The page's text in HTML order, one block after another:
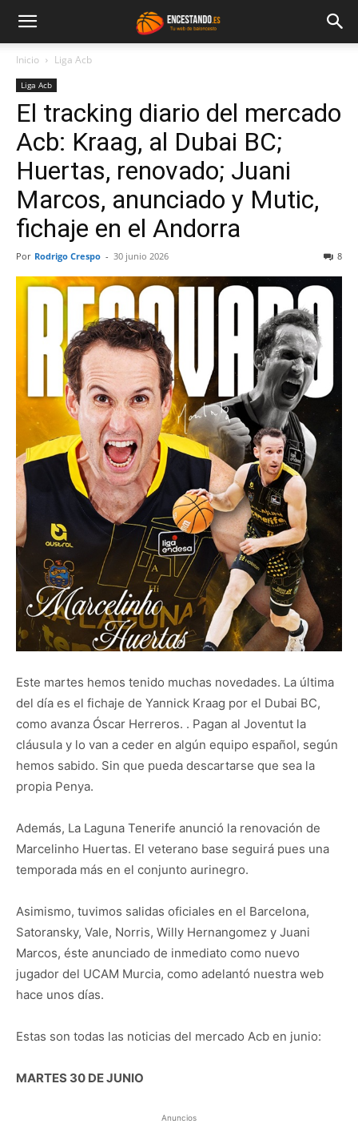
Inicio Liga Acb
Liga Acb
El tracking diario del mercado
Acb: Kraag, al Dubai BC;
Huertas, renovado; Juani
Marcos, anunciado y Mutic,
fichaje en el Andorra
Por Rodrigo Crespo - 30 junio 2026 8
Este martes hemos tenido muchas novedades. La última
del día es el fichaje de Yannick Kraag por el Dubai BC,
como avanza Óscar Herreros. . Pagan al Joventut la
cláusula y lo van a ceder en algún equipo español, según
hemos sabido. Sin que pueda descartarse que sea la
propia Penya.
Además, La Laguna Tenerife anunció la renovación de
Marcelinho Huertas. El veterano base seguirá pues una
temporada más en el conjunto aurinegro.
Asimismo, tuvimos salidas oficiales en el Barcelona,
Satoransky, Vale, Norris, Willy Hernangomez y Juani
Marcos, éste anunciado de inmediato como nuevo
jugador del UCAM Murcia, como adelantó nuestra web
hace unos días.
Estas son todas las noticias del mercado Acb en junio:
MARTES 30 DE JUNIO
Anuncios